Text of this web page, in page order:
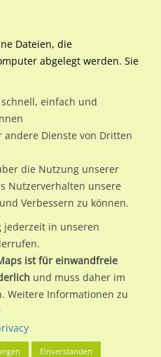
Nordrhein-
Lüdenscheid, Stadt
Kölner Str./Sauerfelder
Str.
am Standort Kölner
Lüdenscheid)in
individuelle und
und Leistungswerte. Damit
im Detail über den
Werbewirkung sowie
den zugelassenen
Dateien, die
abgelegt werden. Sie
einfach und
andere Dienste von Dritten
die Nutzung unserer
Nutzerverhalten unsere
Verbessern zu können.
jederzeit in unseren
ist für einwandfreie
und muss daher im
Weitere Informationen zu
Einverstanden